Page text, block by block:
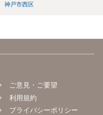
神戸市西区
ご意見・ご要望
利用規約
プライバシーポリシー